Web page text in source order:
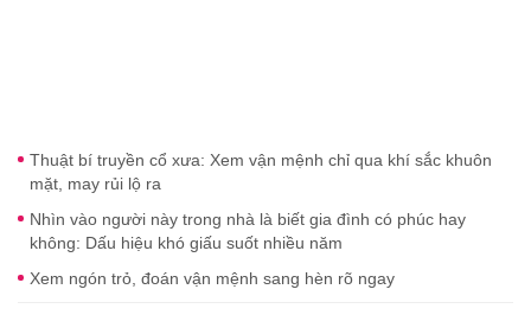
Thuật bí truyền cổ xưa: Xem vận mệnh chỉ qua khí sắc khuôn
mặt, may rủi lộ ra
Nhìn vào người này trong nhà là biết gia đình có phúc hay
không: Dấu hiệu khó giấu suốt nhiều năm
Xem ngón trỏ, đoán vận mệnh sang hèn rõ ngay